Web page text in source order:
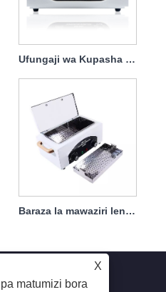
Ufungaji wa Kupasha joto Onyesha Kidhibiti Akili cha Kipima Muda
Baraza la mawaziri lenye joto la juu
X
matumizi bora